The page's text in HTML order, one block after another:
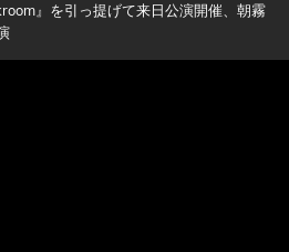
』を引っ提げて来日公演開催、朝霧